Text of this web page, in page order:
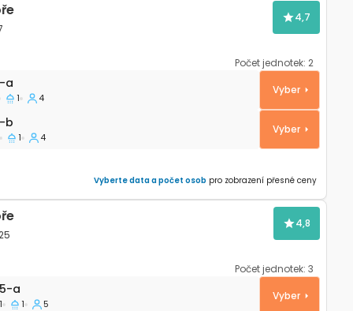
4,7
Počet jednotek: 2
Veli Rat, Dugi otok A-437-a
a
1 4
Vyber
b
b
1 4
Vyber
Vyberte data a počet osob pro zobrazení přesné ceny
4,8
Počet jednotek: 3
Veli Rat, Dugi otok A-11525-a
a
1 1 5
Vyber